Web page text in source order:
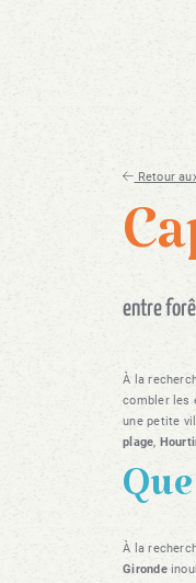
Retour
entre
À la
combler les
une petite
plage,
À la
Gironde